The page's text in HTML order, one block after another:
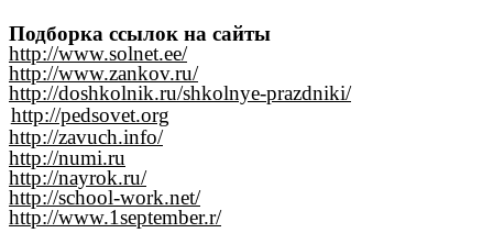
Подборка ссылок на сайты
http://www.solnet.ee/
http://www.zankov.ru/
http://doshkolnik.ru/shkolnye-prazdniki/
http://pedsovet.org
http://zavuch.info/
http://numi.ru
http://nayrok.ru/
http://school-work.net/
http://www.1september.r/